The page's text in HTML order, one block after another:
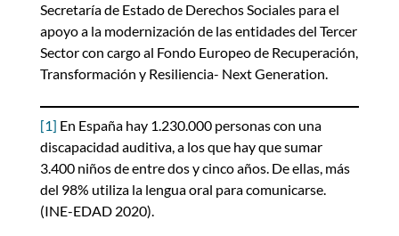
Secretaría de Estado de Derechos Sociales para el
apoyo a la modernización de las entidades del Tercer
Sector con cargo al Fondo Europeo de Recuperación,
Transformación y Resiliencia- Next Generation.
[1] En España hay 1.230.000 personas con una
discapacidad auditiva, a los que hay que sumar
3.400 niños de entre dos y cinco años. De ellas, más
del 98% utiliza la lengua oral para comunicarse.
(INE-EDAD 2020).